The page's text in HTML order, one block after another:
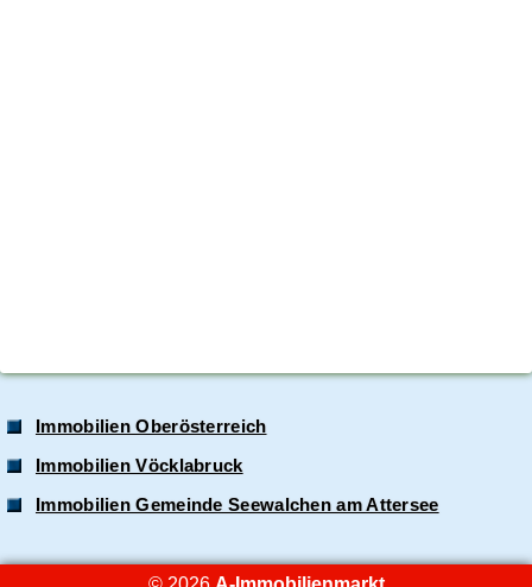
Immobilien Oberösterreich
Immobilien Vöcklabruck
Immobilien Gemeinde Seewalchen am Attersee